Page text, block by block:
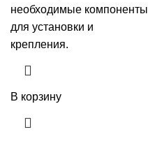
необходимые компоненты
для установки и
крепления.
В корзину